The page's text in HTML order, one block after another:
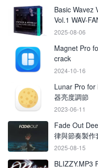
Basic Wavez
Vol.1 WAV-
2025-08-06
Magnet Pro
crack
2024-10-16
Lunar Pro for
器亮度調節
2023-06-11
Fade Out
律與節奏製作
2025-08-15
BLIZZY.MP3